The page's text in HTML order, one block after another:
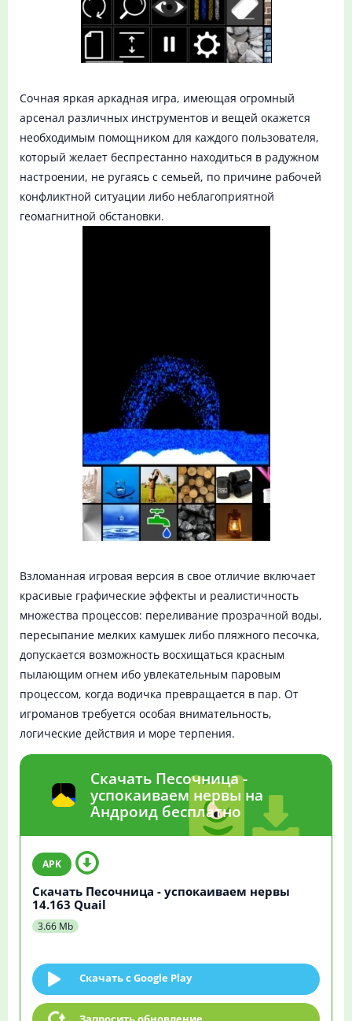
Сочная яркая аркадная игра, имеющая огромный
арсенал различных инструментов и вещей окажется
необходимым помощником для каждого пользователя,
который желает беспрестанно находиться в радужном
настроении, не ругаясь с семьей, по причине рабочей
конфликтной ситуации либо неблагоприятной
геомагнитной обстановки.
Взломанная игровая версия в свое отличие включает
красивые графические эффекты и реалистичность
множества процессов: переливание прозрачной воды,
пересыпание мелких камушек либо пляжного песочка,
допускается возможность восхищаться красным
пылающим огнем ибо увлекательным паровым
процессом, когда водичка превращается в пар. От
игроманов требуется особая внимательность,
логические действия и море терпения.
Скачать Песочница -
успокаиваем нервы на
Андроид бесплатно
Скачать Песочница - успокаиваем нервы
14.163 Quail
3.66 Mb
Скачать c Google Play